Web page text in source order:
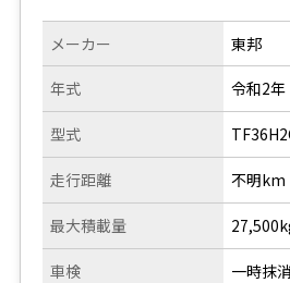
メーカー
年式
型式
走行距離
東邦
令和2年
不明km
最大積載量
車検 一時抹消